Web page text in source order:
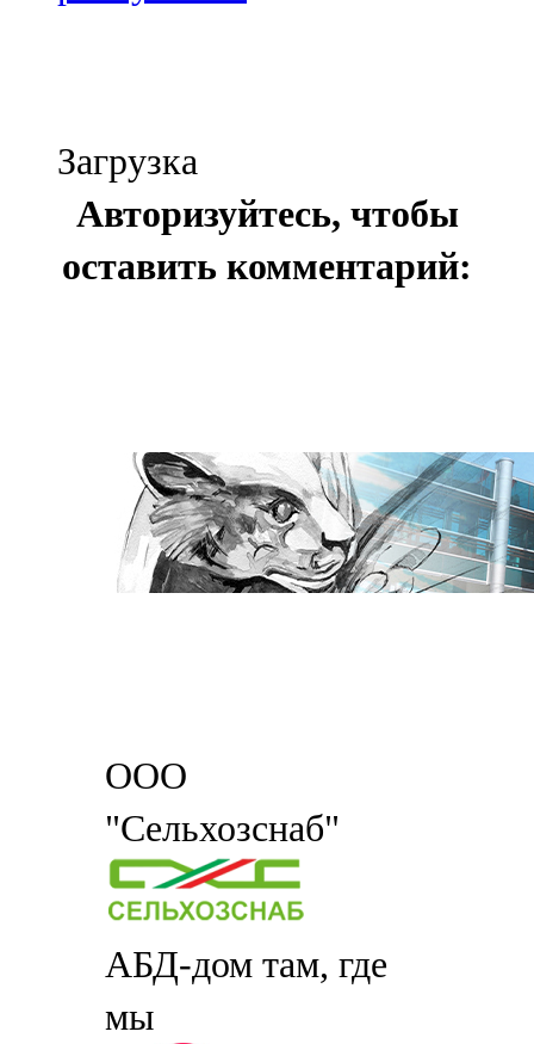
Загрузка
Авторизуйтесь, чтобы
оставить комментарий:
ООО
"Сельхозснаб"
АБД-дом там, где
мы